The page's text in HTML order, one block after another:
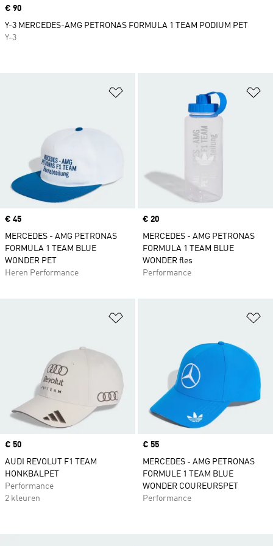
Op verlanglijst zetten
Price
€ 45
MERCEDES - AMG PETRONAS
FORMULA 1 TEAM BLUE
WONDER PET
Heren Performance
Price
€ 20
MERCEDES - AMG PETRONAS
FORMULA 1 TEAM BLUE
WONDER fles
Performance
Price
€ 50
AUDI REVOLUT F1 TEAM
HONKBALPET
Performance
2 kleuren
Price
€ 55
MERCEDES - AMG PETRONAS
FORMULE 1 TEAM BLUE
WONDER COUREURSPET
Performance
Price
€ 90
Y-3 MERCEDES-AMG PETRONAS FORMULA 1 TEAM PODIUM PET
Y-3